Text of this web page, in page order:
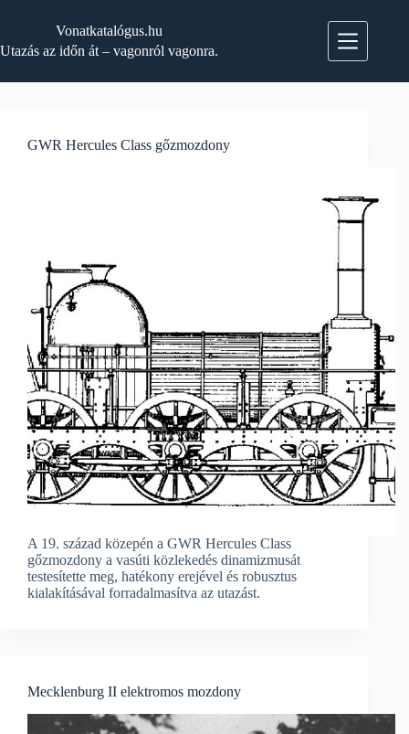
Vonatkatalógus.hu
Utazás az időn át – vagonról vagonra.
GWR Hercules Class gőzmozdony
A 19. század közepén a GWR Hercules Class
gőzmozdony a vasúti közlekedés dinamizmusát
testesítette meg, hatékony erejével és robusztus
kialakításával forradalmasítva az utazást.
Mecklenburg II elektromos mozdony